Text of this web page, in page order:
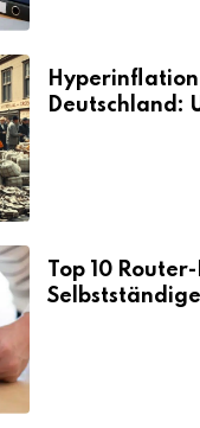
Deutschland:
Top 10